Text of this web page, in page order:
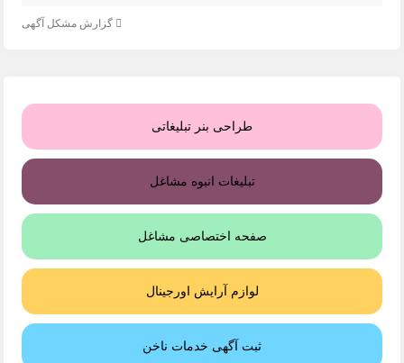
گزارش مشکل آگهی
طراحی بنر تبلیغاتی
تبلیغات انبوه مشاغل
صفحه اختصاصی مشاغل
لوازم آرایش اورجینال
ثبت آگهی خدمات ناخن